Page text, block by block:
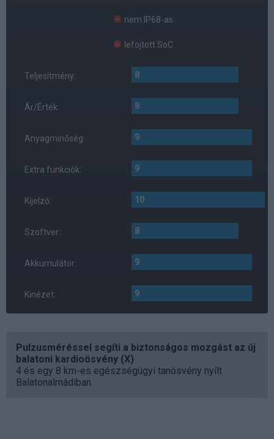
nem IP68-as
lefojtott SoC
Teljesítmény: 8
Ár/Érték: 8
Anyagminőség: 9
Extra funkciók: 9
Kijelző: 10
Szoftver: 8
Akkumulátor: 9
Kinézet: 9
Pulzusméréssel segíti a biztonságos mozgást az új
balatoni kardioösvény (X)
4 és egy 8 km-es egészségügyi tanösvény nyílt
Balatonalmádiban.